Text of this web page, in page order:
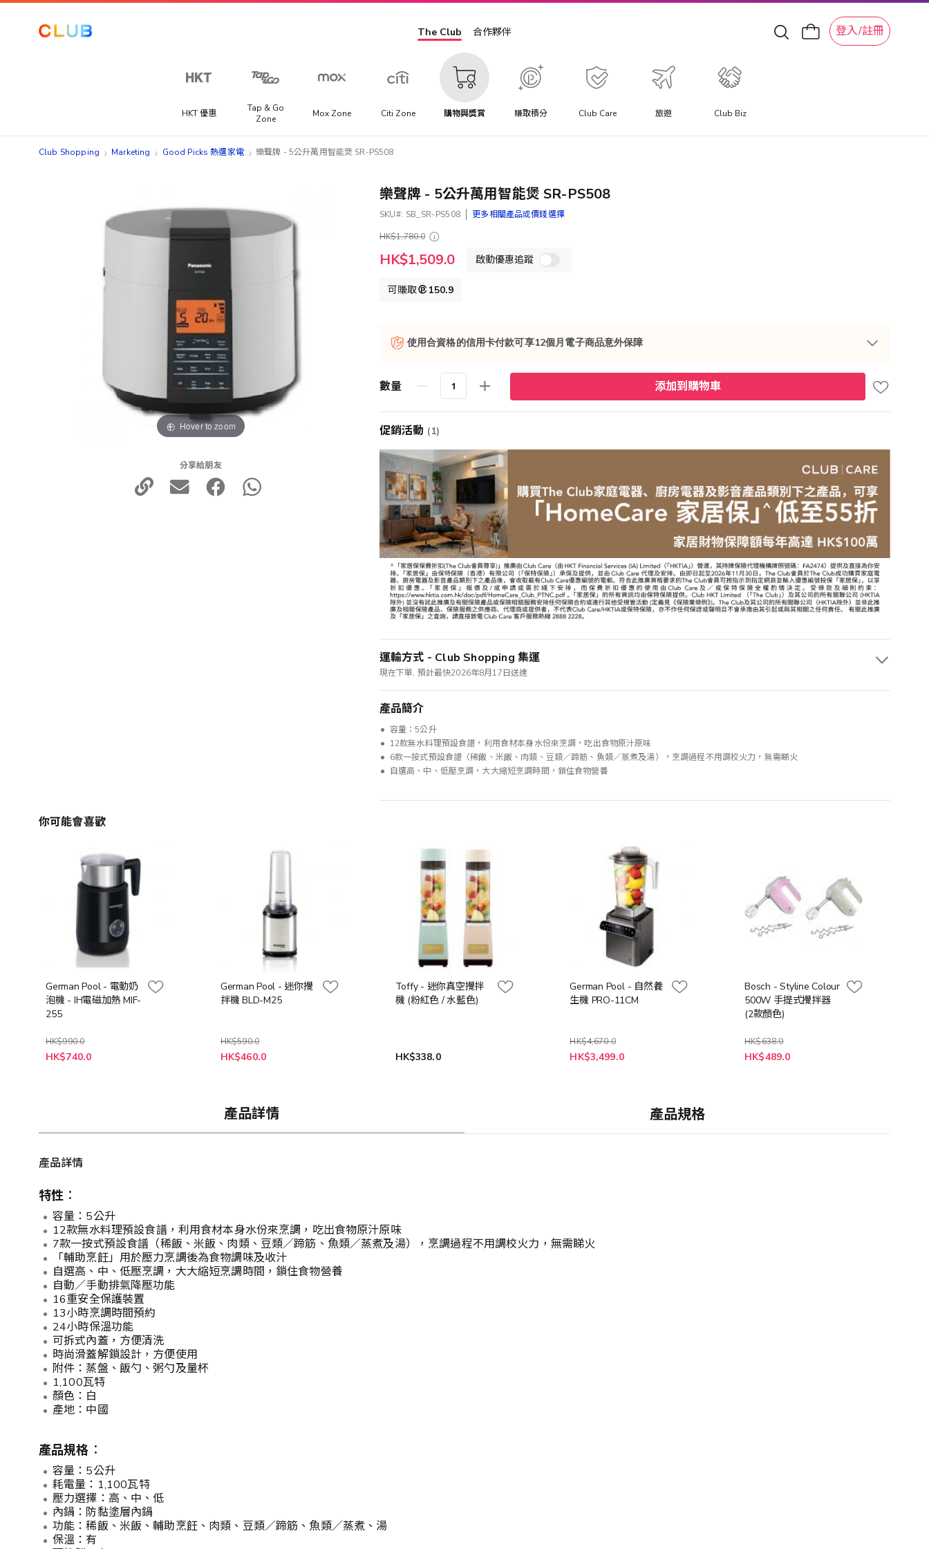
The Club 合作夥伴 登入/註冊
HKT 優惠
Tap & Go
Zone
Mox Zone Citi Zone 購物與獎賞 賺取積分 Club Care 旅遊 Club Biz
Club Shopping Marketing Good Picks 熱選家電 樂聲牌 - 5公升萬用智能煲 SR-PS508
Hover to zoom
分享給朋友
樂聲牌 - 5公升萬用智能煲 SR-PS508
SKU SB_SR-PS508
更多相關產品或價錢選擇
HK$1,780.0
特
殊
HK$1,509.0 啟動優惠追蹤
可賺取 150.9
使用合資格的信用卡付款可享12個月電子商品意外保障
數量 添加到購物車
促銷活動 (1)
運輸方式 - Club Shopping 集運
現在下單, 預計最快2026年8月17日送達
產品簡介
容量：5公升
12款無水料理預設食譜，利用食材本身水份來烹調，吃出食物原汁原味
6款一按式預設食譜（稀飯、米飯、肉類、豆類／蹄筋、魚類／蒸煮及湯），烹調過程不用調校火力，無需睇火
自選高、中、低壓烹調，大大縮短烹調時間，鎖住食物營養
你可能會喜歡
German Pool - 電動奶
泡機 - IH電磁加熱 MIF-
255
HK$990.0
特
HK$740.0
German Pool - 迷你攪
拌機 BLD-M25
HK$590.0
特
HK$460.0
Toffy - 迷你真空攪拌
機 (粉紅色 / 水藍色)
HK$338.0
German Pool - 自然養
生機 PRO-11CM
HK$4,670.0
特
HK$3,499.0
Bosch - Styline Colour
500W 手提式攪拌器
(2款顏色)
HK$638.0
HK$489.0
產品詳情 產品規格
產品詳情
特性︰
容量：5公升
12款無水料理預設食譜，利用食材本身水份來烹調，吃出食物原汁原味
7款一按式預設食譜（稀飯、米飯、肉類、豆類／蹄筋、魚類／蒸煮及湯），烹調過程不用調校火力，無需睇火
「輔助烹飪」用於壓力烹調後為食物調味及收汁
自選高、中、低壓烹調，大大縮短烹調時間，鎖住食物營養
自動／手動排氣降壓功能
16重安全保護裝置
13小時烹調時間預約
24小時保溫功能
可拆式內蓋，方便清洗
時尚滑蓋解鎖設計，方便使用
附件：蒸盤、飯勺、粥勺及量杯
1,100瓦特
顏色：白
產地：中國
產品規格︰
容量：5公升
耗電量：1,100瓦特
壓力選擇：高、中、低
內鍋：防黏塗層內鍋
功能：稀飯、米飯、輔助烹飪、肉類、豆類／蹄筋、魚類／蒸煮、湯
保溫：有